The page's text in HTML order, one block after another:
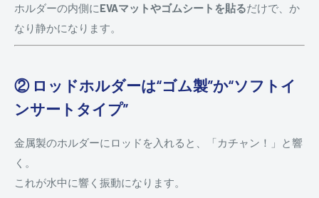
ホルダーの内側にEVAマットやゴムシートを貼るだけで、か
なり静かになります。
② ロッドホルダーは“ゴム製”か“ソフトイ
ンサートタイプ”
金属製のホルダーにロッドを入れると、「カチャン！」と響
く。
これが水中に響く振動になります。